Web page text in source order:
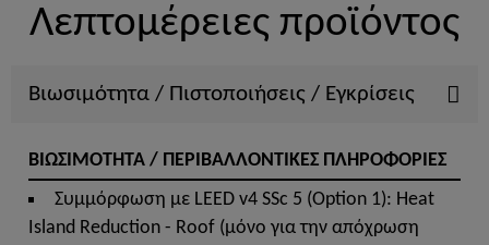
Λεπτομέρειες προϊόντος
Βιωσιμότητα / Πιστοποιήσεις / Εγκρίσεις
ΒΙΩΣΙΜΟΤΗΤΑ / ΠΕΡΙΒΑΛΛΟΝΤΙΚΕΣ ΠΛΗΡΟΦΟΡΙΕΣ
Συμμόρφωση με LEED v4 SSc 5 (Option 1): Heat
Island Reduction - Roof (μόνο για την απόχρωση